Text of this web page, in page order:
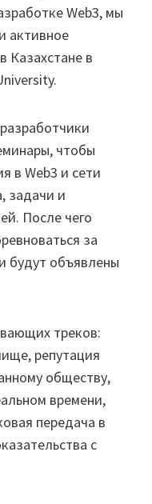
Web3, мы
активное
Казахстане в
чтобы
в Web3 и сети
задачи и
После чего
за
будут объявлены
треков:
репутация
обществу,
времени,
передача в
с